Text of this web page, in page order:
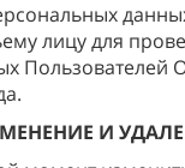
лицу для
Пользователей
И